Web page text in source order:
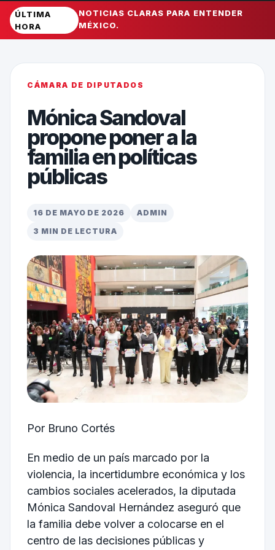
ÚLTIMA
HORA
NOTICIAS CLARAS PARA ENTENDER
MÉXICO.
CÁMARA DE DIPUTADOS
Mónica Sandoval
propone poner a la
familia en políticas
públicas
16 DE MAYO DE 2026
ADMIN
3 MIN DE LECTURA
Por Bruno Cortés
En medio de un país marcado por la
violencia, la incertidumbre económica y los
cambios sociales acelerados, la diputada
Mónica Sandoval Hernández aseguró que
la familia debe volver a colocarse en el
centro de las decisiones públicas y